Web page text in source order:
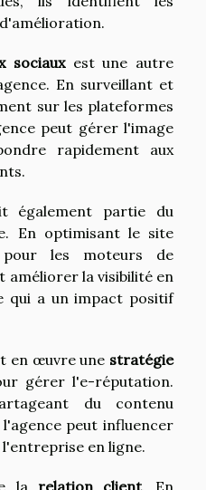
sociauxest une autre
En surveillant et
sur les plateformes
peut gérer l'image
rapidement aux
également partie du
En optimisant le site
les moteurs de
améliorer la visibilité en
qui a un impact positif
en œuvre une stratégie
gérer l'e-réputation.
du contenu
peut influencer
en ligne.